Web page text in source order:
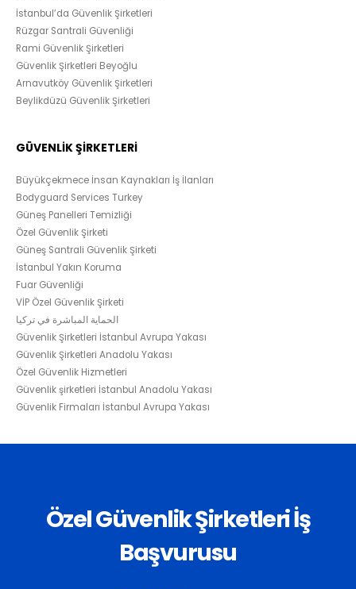
İstanbul’da Güvenlik Şirketleri
Rüzgar Santrali Güvenliği
Rami Güvenlik Şirketleri
Güvenlik Şirketleri Beyoğlu
Arnavutköy Güvenlik Şirketleri
Beylikdüzü Güvenlik Şirketleri
GÜVENLİK ŞİRKETLERİ
Büyükçekmece İnsan Kaynakları İş İlanları
Bodyguard Services Turkey
Güneş Panelleri Temizliği
Özel Güvenlik Şirketi
Güneş Santrali Güvenlik Şirketi
İstanbul Yakın Koruma
Fuar Güvenliği
VİP Özel Güvenlik Şirketi
الحماية المباشرة في تركيا
Güvenlik Şirketleri İstanbul Avrupa Yakası
Güvenlik Şirketleri Anadolu Yakası
Özel Güvenlik Hizmetleri
Güvenlik şirketleri İstanbul Anadolu Yakası
Güvenlik Firmaları İstanbul Avrupa Yakası
Özel Güvenlik Şirketleri İş
Başvurusu